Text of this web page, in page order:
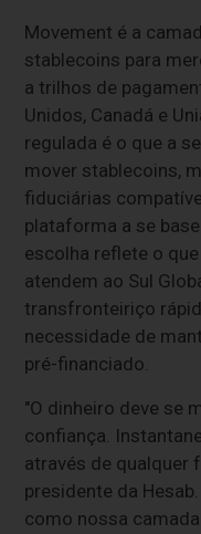
Movement é a
stablecoins para
a trilhos de
Unidos, Canadá e
regulada é o que a
mover stablecoins,
fiduciárias
plataforma a se
escolha reflete o
atendem ao Sul
transfronteiriço
necessidade de
pré-financiado.
"O dinheiro deve se
confiança.
através de qualquer
presidente da
como nossa